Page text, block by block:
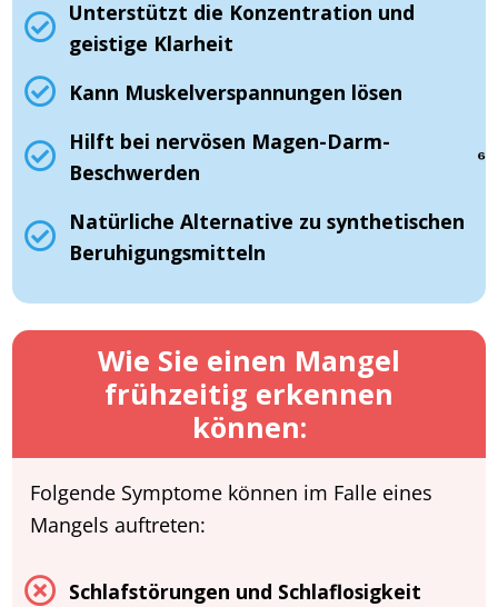
Unterstützt die Konzentration und
geistige Klarheit
Kann Muskelverspannungen lösen
Hilft bei nervösen Magen-Darm-
Beschwerden
⁶
Natürliche Alternative zu synthetischen
Beruhigungsmitteln
Wie Sie einen Mangel
frühzeitig erkennen
können:
Folgende Symptome können im Falle eines
Mangels auftreten:
Schlafstörungen und Schlaflosigkeit